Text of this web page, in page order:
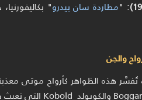
: "مطاردة سان بيدرو"
والجن
هذه الظواهر كأرواح موتى